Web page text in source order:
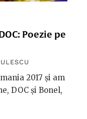
Poezie pe
2017 și am
DOC și Bonel,